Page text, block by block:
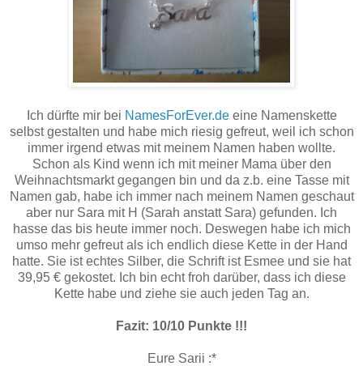
Ich dürfte mir bei NamesForEver.de eine Namenskette
selbst gestalten und habe mich riesig gefreut, weil ich schon
immer irgend etwas mit meinem Namen haben wollte.
Schon als Kind wenn ich mit meiner Mama über den
Weihnachtsmarkt gegangen bin und da z.b. eine Tasse mit
Namen gab, habe ich immer nach meinem Namen geschaut
aber nur Sara mit H (Sarah anstatt Sara) gefunden. Ich
hasse das bis heute immer noch. Deswegen habe ich mich
umso mehr gefreut als ich endlich diese Kette in der Hand
hatte. Sie ist echtes Silber, die Schrift ist Esmee und sie hat
39,95 € gekostet. Ich bin echt froh darüber, dass ich diese
Kette habe und ziehe sie auch jeden Tag an.
Fazit: 10/10 Punkte !!!
Eure Sarii :*